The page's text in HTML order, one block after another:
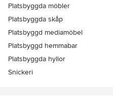
Platsbyggda möbler
Platsbyggda skåp
Platsbyggd mediamöbel
Platsbyggd hemmabar
Platsbyggda hyllor
Snickeri